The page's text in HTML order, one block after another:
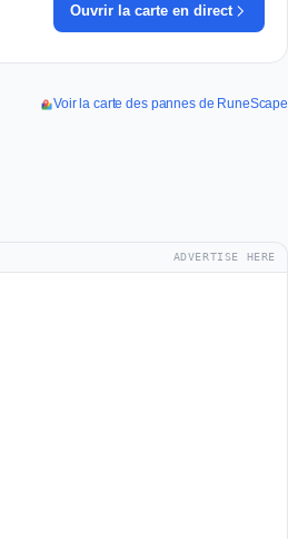
Ouvrir la carte en direct
Voir la carte des pannes de RuneScape
ADVERTISE HERE